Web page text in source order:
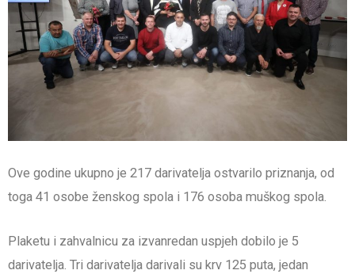
Ove godine ukupno je 217 darivatelja ostvarilo priznanja, od
toga 41 osobe ženskog spola i 176 osoba muškog spola.
Plaketu i zahvalnicu za izvanredan uspjeh dobilo je 5
darivatelja. Tri darivatelja darivali su krv 125 puta, jedan